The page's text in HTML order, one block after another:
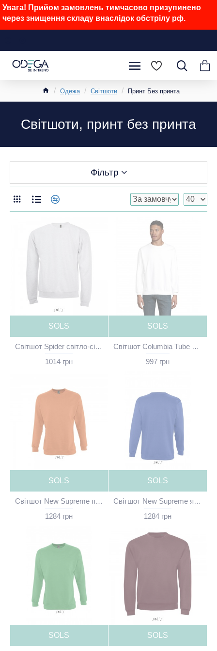
Увага! Прийом замовлень тимчасово призупинено
через знищення складу внаслідок обстрілу рф.
Одежа Світшоти Принт Без принта
Світшоти, принт без принта
Фільтр
SOLS
Світшот Spider світло-сірий меланж без принта - 01168300(SOLS)
1014 грн
SOLS
Світшот Columbia Tube білий без принта - 03814A102(SOLS)
997 грн
SOLS
Світшот New Supreme помаранчевий без принта - 13250400(SOLS)
1284 грн
SOLS
Світшот New Supreme яскраво-синій без принта - 13250241(SOLS)
1284 грн
SOLS SOLS